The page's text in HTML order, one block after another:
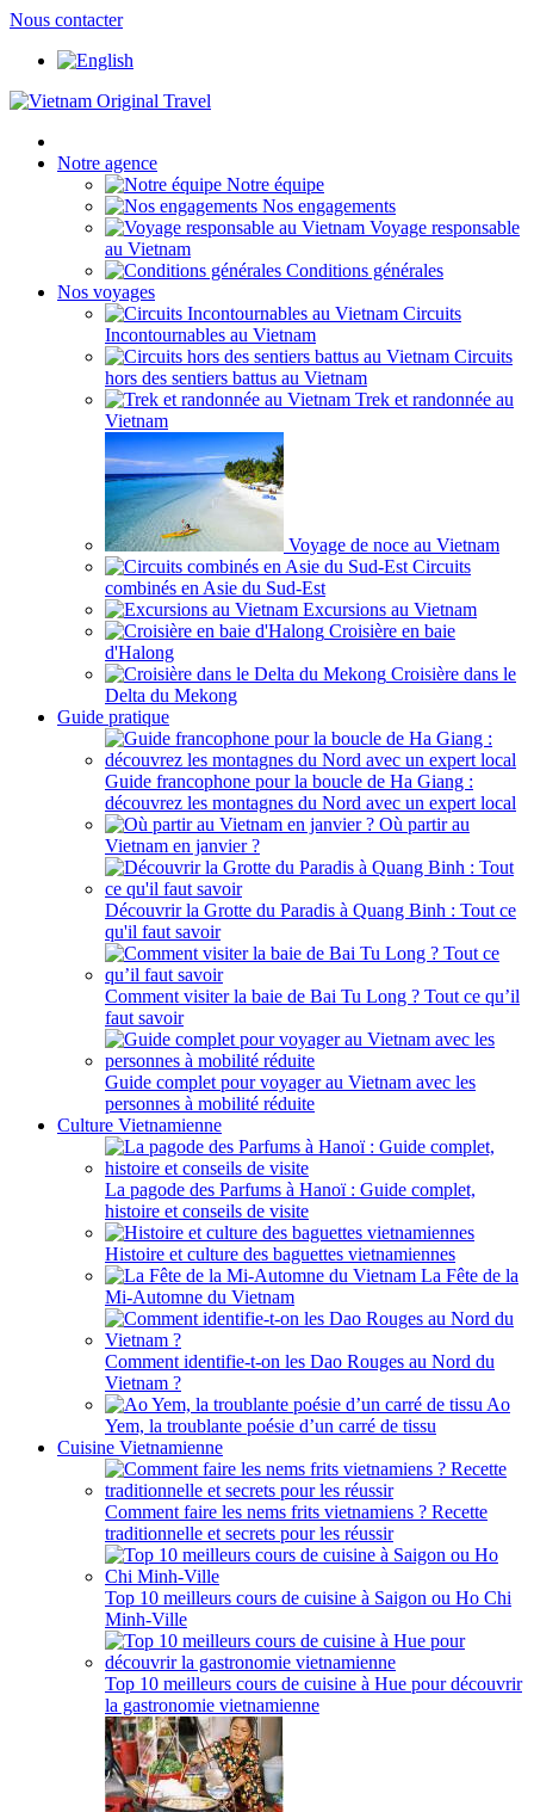
Nous contacter
Notre agence
Notre équipe
Nos engagements
Voyage responsable
au Vietnam
Conditions générales
Nos voyages
Circuits
Incontournables au Vietnam
Circuits
hors des sentiers battus au Vietnam
Trek et randonnée au
Vietnam
Voyage de noce au Vietnam
Circuits
combinés en Asie du Sud-Est
Excursions au Vietnam
Croisière en baie
d'Halong
Croisière dans le
Delta du Mekong
Guide pratique
Guide francophone pour la boucle de Ha Giang :
découvrez les montagnes du Nord avec un expert local
Où partir au
Vietnam en janvier ?
Découvrir la Grotte du Paradis à Quang Binh : Tout ce
qu'il faut savoir
Comment visiter la baie de Bai Tu Long ? Tout ce qu’il
faut savoir
Guide complet pour voyager au Vietnam avec les
personnes à mobilité réduite
Culture Vietnamienne
La pagode des Parfums à Hanoï : Guide complet,
histoire et conseils de visite
Histoire et culture des baguettes vietnamiennes
La Fête de la
Mi-Automne du Vietnam
Comment identifie-t-on les Dao Rouges au Nord du
Vietnam ?
Ao
Yem, la troublante poésie d’un carré de tissu
Cuisine Vietnamienne
Comment faire les nems frits vietnamiens ? Recette
traditionnelle et secrets pour les réussir
Top 10 meilleurs cours de cuisine à Saigon ou Ho Chi
Minh-Ville
Top 10 meilleurs cours de cuisine à Hue pour découvrir
la gastronomie vietnamienne